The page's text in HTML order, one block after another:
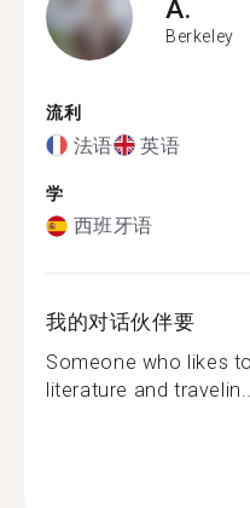
A.
Berkeley
流利
法语 英语
学
西班牙语
我的对话伙伴要
Someone who likes
literature and